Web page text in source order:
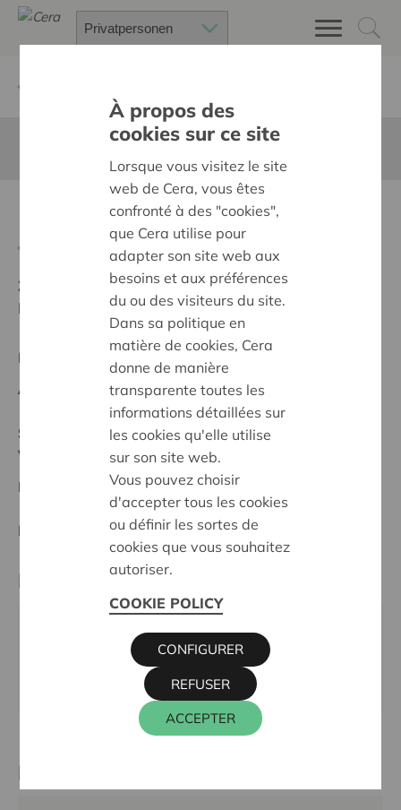
Prikkelarme tent
Ziel:
Une société solidaire et respectueuse, sans
barrières
Regionales Projekt
Anfangsdatum:20/05/2025
Stand :
Complete
Voorkempen
Datum:
20/05/2025
Entscheidung:Approved
Partner
CHIRO BROECHEM, GEMEENTEPLEIN 18 A, 2520
www.chirobroechem.be
Kontaktperson
À propos des
cookies sur ce site
Lorsque vous visitez le site
web de Cera, vous êtes
confronté à des "cookies",
que Cera utilise pour
adapter son site web aux
besoins et aux préférences
du ou des visiteurs du site.
Dans sa politique en
matière de cookies, Cera
donne de manière
transparente toutes les
informations détaillées sur
les cookies qu'elle utilise
sur son site web.
Vous pouvez choisir
d'accepter tous les cookies
ou définir les sortes de
cookies que vous souhaitez
autoriser.
COOKIE POLICY
ACCEPTER
REFUSER
CONFIGURER